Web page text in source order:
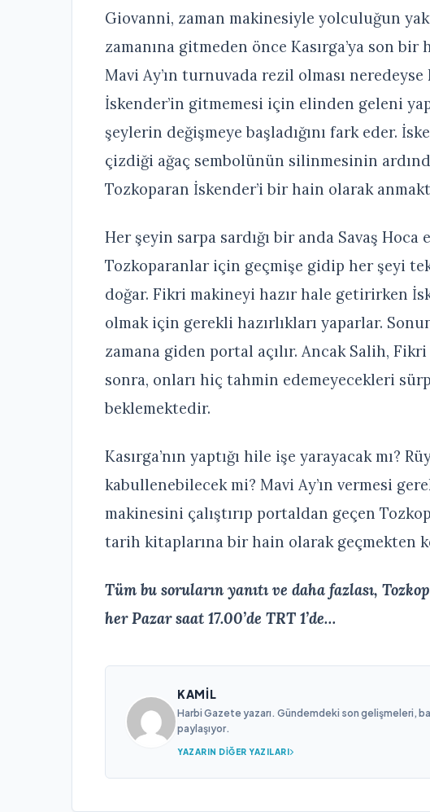
Giovanni, zaman makinesiyle yolculuğun
zamanına gitmeden önce Kasırga’ya son
Mavi Ay’ın turnuvada rezil olması
İskender’in gitmemesi için elinden geleni
şeylerin değişmeye başladığını fark eder.
çizdiği ağaç sembolünün silinmesinin
Tozkoparan İskender’i bir hain olarak
Her şeyin sarpa sardığı bir anda Savaş Hoca
Tozkoparanlar için geçmişe gidip her şeyi
doğar. Fikri makineyi hazır hale getirirken
olmak için gerekli hazırlıkları yaparlar.
zamana giden portal açılır. Ancak Salih,
sonra, onları hiç tahmin edemeyecekleri
beklemektedir.
Kasırga’nın yaptığı hile işe yarayacak mı?
kabullenebilecek mi? Mavi Ay’ın vermesi
makinesini çalıştırıp portaldan geçen
tarih kitaplarına bir hain olarak geçmekten
Tüm bu soruların yanıtı ve daha fazlası,
her Pazar saat 17.00’de TRT 1’de…
KAMIL
Harbi Gazete yazarı. Gündemdeki son gelişmeleri,
paylaşıyor.
YAZARIN DIĞER YAZILARI